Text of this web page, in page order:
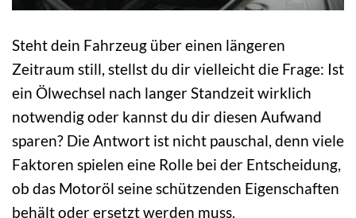
Steht dein Fahrzeug über einen längeren
Zeitraum still, stellst du dir vielleicht die Frage: Ist
ein Ölwechsel nach langer Standzeit wirklich
notwendig oder kannst du dir diesen Aufwand
sparen? Die Antwort ist nicht pauschal, denn viele
Faktoren spielen eine Rolle bei der Entscheidung,
ob das Motoröl seine schützenden Eigenschaften
behält oder ersetzt werden muss.